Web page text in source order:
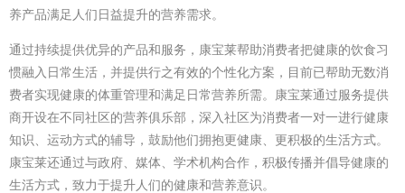
养产品满足人们日益提升的营养需求。
通过持续提供优异的产品和服务，康宝莱帮助消费者把健康的饮食习
惯融入日常生活，并提供行之有效的个性化方案，目前已帮助无数消
费者实现健康的体重管理和满足日常营养所需。康宝莱通过服务提供
商开设在不同社区的营养俱乐部，深入社区为消费者一对一进行健康
知识、运动方式的辅导，鼓励他们拥抱更健康、更积极的生活方式。
康宝莱还通过与政府、媒体、学术机构合作，积极传播并倡导健康的
生活方式，致力于提升人们的健康和营养意识。